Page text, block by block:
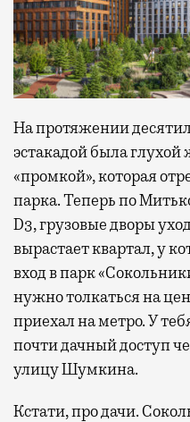
На протяжении
эстакадой была
«промкой», которая
парка. Теперь по
D3, грузовые дворы
вырастает квартал, у
вход в парк
нужно толкаться на
приехал на метро. У
почти дачный доступ
улицу Шумкина.
Кстати, про дачи.